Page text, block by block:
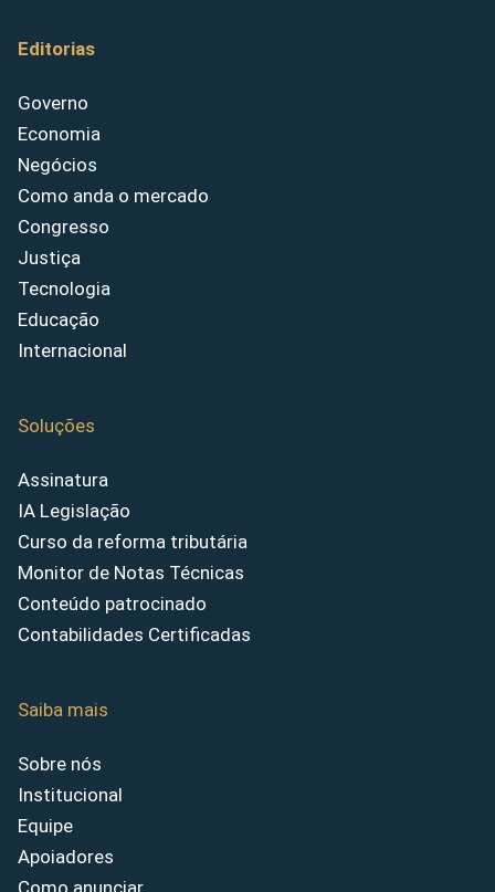
Editorias
Governo
Economia
Negócios
Como anda o mercado
Congresso
Justiça
Tecnologia
Educação
Internacional
Soluções
Assinatura
IA Legislação
Curso da reforma tributária
Monitor de Notas Técnicas
Conteúdo patrocinado
Contabilidades Certificadas
Saiba mais
Sobre nós
Institucional
Equipe
Apoiadores